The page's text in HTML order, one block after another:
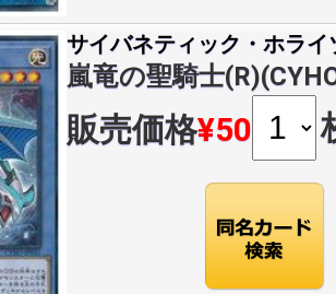
サイバネティック・ホライ
嵐竜の聖騎士
販売価格¥50